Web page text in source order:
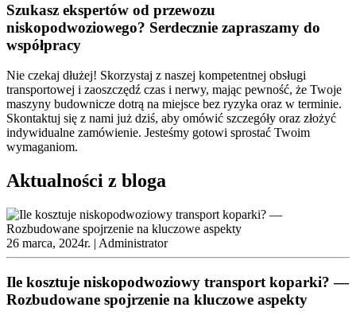
Szukasz ekspertów od przewozu
niskopodwoziowego? Serdecznie zapraszamy do
współpracy
Nie czekaj dłużej! Skorzystaj z naszej kompetentnej obsługi
transportowej i zaoszczędź czas i nerwy, mając pewność, że Twoje
maszyny budownicze dotrą na miejsce bez ryzyka oraz w terminie.
Skontaktuj się z nami już dziś, aby omówić szczegóły oraz złożyć
indywidualne zamówienie. Jesteśmy gotowi sprostać Twoim
wymaganiom.
Aktualności z bloga
26 marca, 2024r. | Administrator
Ile kosztuje niskopodwoziowy transport koparki? —
Rozbudowane spojrzenie na kluczowe aspekty